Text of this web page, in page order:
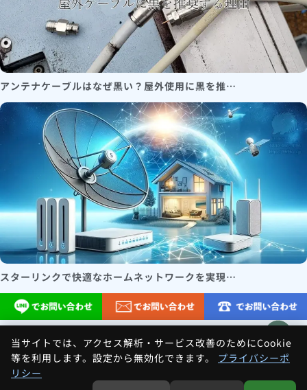
当サイトでは、アクセス解析・サービス改善のためにCookie
等を利用します。設定から無効化できます。
プライバシーポ
リシー
アンテナケーブルはなぜ黒い？屋外使用に黒を推…
スターリンクで快適なホームネットワークを実現…
Home »コラム» 防水工事の落とし穴：アンテナ設置で外壁の
寿命を縮める間違いとは？